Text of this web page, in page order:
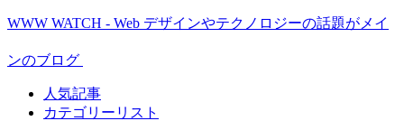
WWW WATCH - Web デザインやテクノロジーの話題がメイ
ンのブログ
人気記事
カテゴリーリスト